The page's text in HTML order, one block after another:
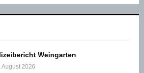
Weingarten
August 2026